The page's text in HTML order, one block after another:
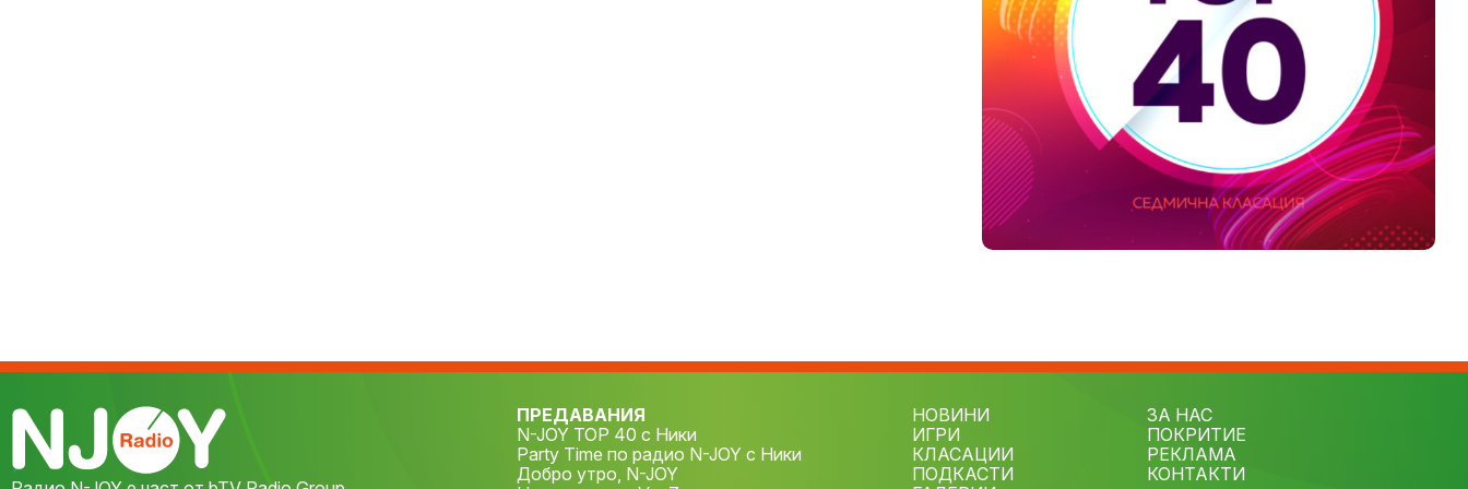
ПРЕДАВАНИЯ
N-JOY TOP 40 с Ники
Party Time по радио N-JOY с Ники
Добро утро, N-JOY
НОВИНИ
ИГРИ
КЛАСАЦИИ
ПОДКАСТИ
ЗА НАС
ПОКРИТИЕ
РЕКЛАМА
КОНТАКТИ